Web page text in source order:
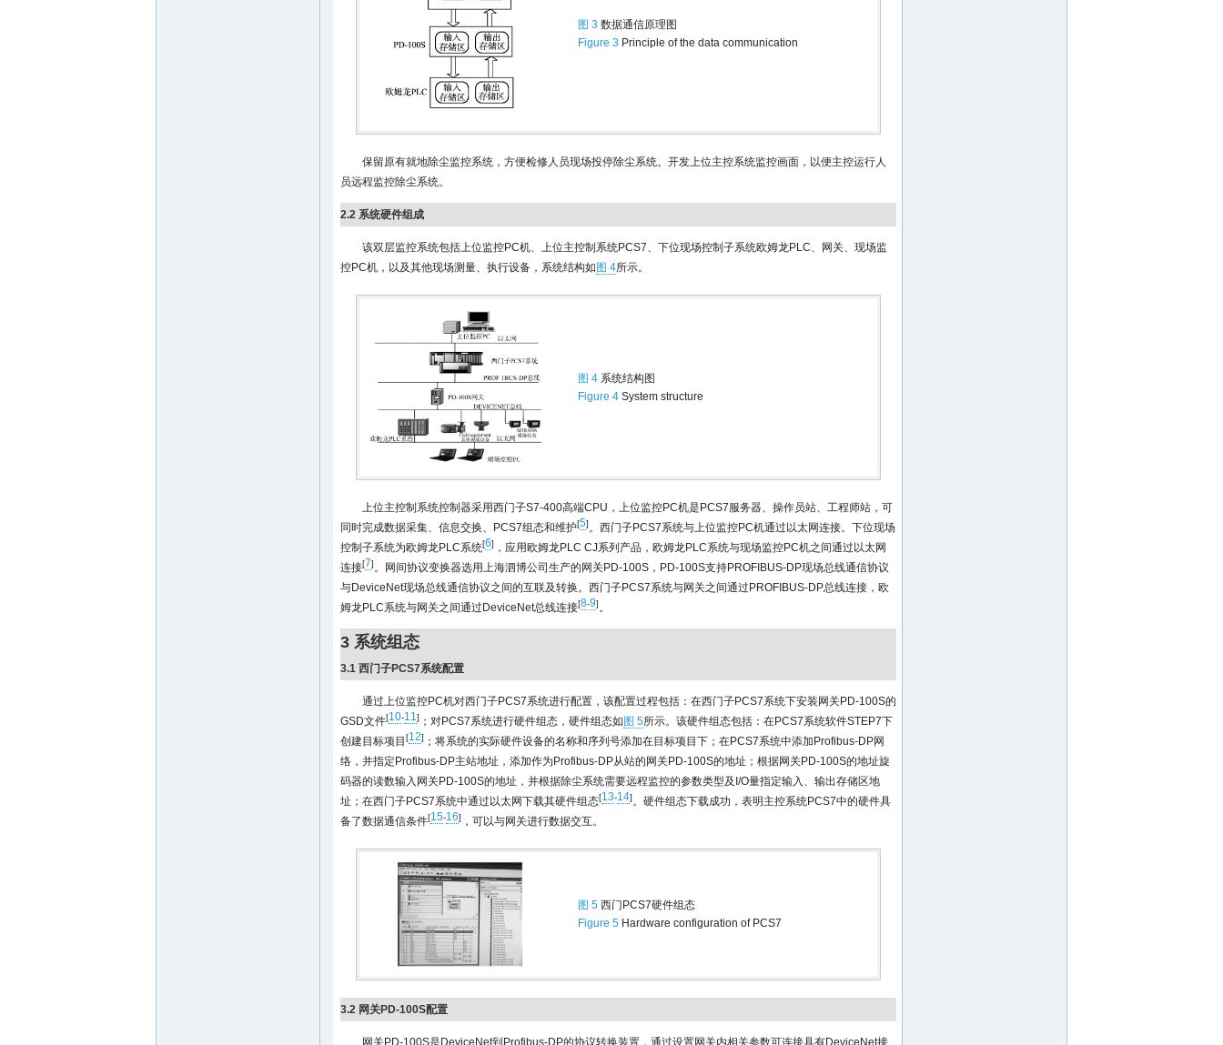
图 3 数据通信原理图
Figure 3 Principle of the data communication
保留原有就地除尘监控系统，方便检修人员现场投停除尘系统。开发上位主控系统监控画面，以便主控运行人
员远程监控除尘系统。
2.2 系统硬件组成
该双层监控系统包括上位监控PC机、上位主控制系统PCS7、下位现场控制子系统欧姆龙PLC、网关、现场监
控PC机，以及其他现场测量、执行设备，系统结构如 图 4所示。
图 4系统结构图
Figure 4System structure
上位主控制系统控制器采用西门子S7-400高端CPU，上位监控PC机是PCS7服务器、操作员站、工程师站，可
同时完成数据采集、信息交换、PCS7组态和维护[5]。西门子PCS7系统与上位监控PC机通过以太网连接。下位现场
控制子系统为欧姆龙PLC系统[6] ，应用欧姆龙PLC CJ系列产品，欧姆龙PLC系统与现场监控PC机之间通过以太网
连接[7]。网间协议变换器选用上海泗博公司生产的网关PD-100S，PD-100S支持PROFIBUS-DP现场总线通信协议
与DeviceNet现场总线通信协议之间的互联及转换。西门子PCS7系统与网关之间通过PROFIBUS-DP总线连接，欧
姆龙PLC系统与网关之间通过DeviceNet总线连接[8-9]。
3 系统组态
3.1 西门子PCS7系统配置
通过上位监控PC机对西门子PCS7系统进行配置，该配置过程包括：在西门子PCS7系统下安装网关PD-100S的
GSD文件[10-11] ；对PCS7系统进行硬件组态，硬件组态如 图 5所示。该硬件组态包括：在PCS7系统软件STEP7下
创建目标项目 [12] ；将系统的实际硬件设备的名称和序列号添加在目标项目下；在PCS7系统中添加Profibus-DP网
络，并指定Profibus-DP主站地址，添加作为Profibus-DP从站的网关PD-100S的地址；根据网关PD-100S的地址旋
码器的读数输入网关PD-100S的地址，并根据除尘系统需要远程监控的参数类型及I/O量指定输入、输出存储区地
址；在西门子PCS7系统中通过以太网下载其硬件组态[13-14]。硬件组态下载成功，表明主控系统PCS7中的硬件具
备了数据通信条件[15-16] ，可以与网关进行数据交互。
图 5西门PCS7硬件组态
Figure 5Hardware configuration of PCS7
3.2 网关PD-100S配置